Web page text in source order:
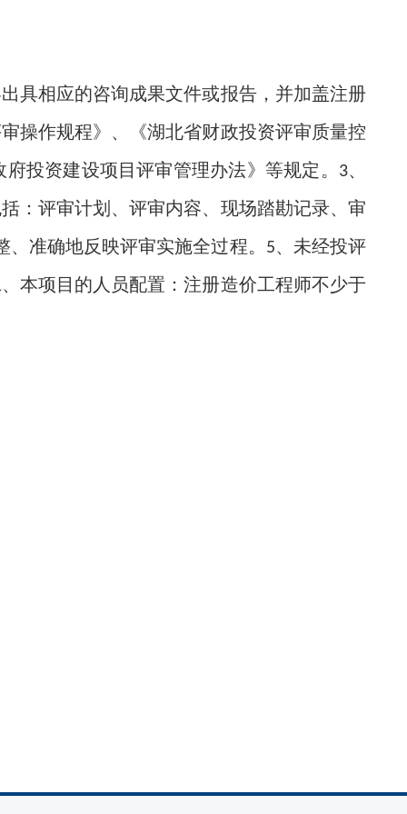
具相应的咨询成果文件或报告，并加盖注册
操作规程》、《湖北省财政投资评审质量控
投资建设项目评审管理办法》等规定。 3、
：评审计划、评审内容、现场踏勘记录、审
准确地反映评审实施全过程。
5、未经投评
、本项目的人员配置：注册造价工程师不少于